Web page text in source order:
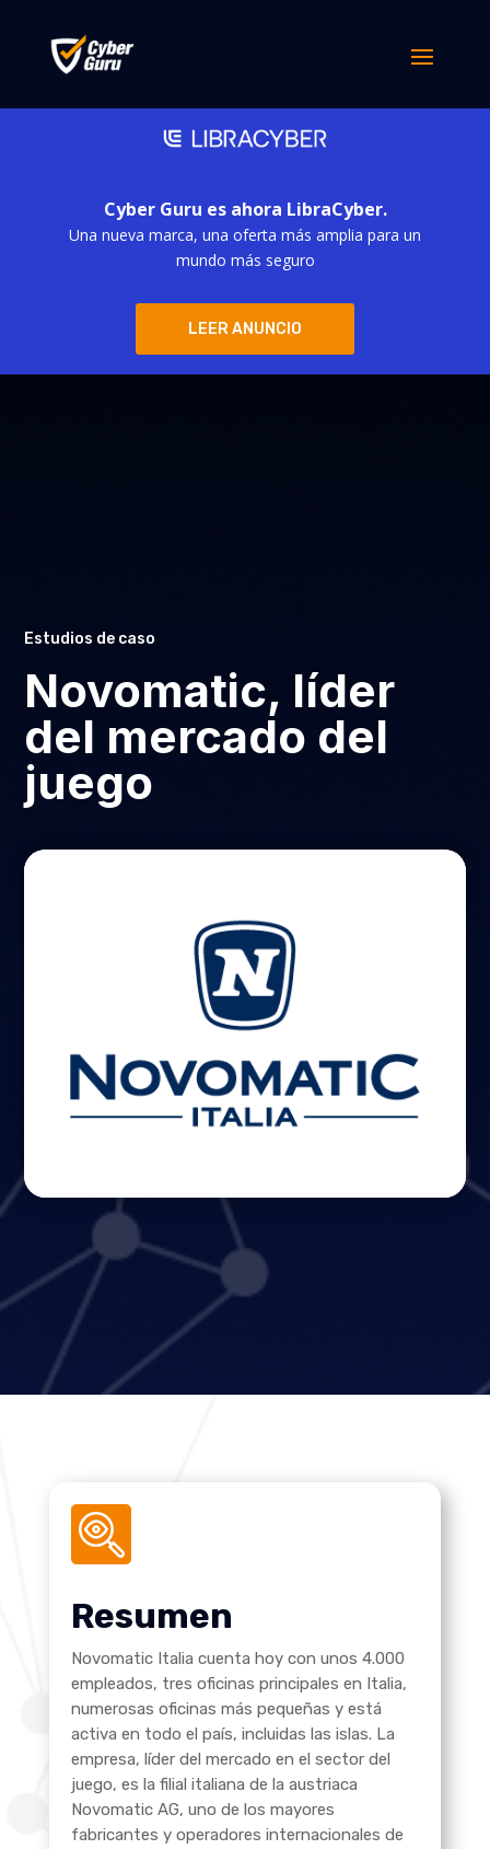
Cyber Guru es ahora LibraCyber.
Una nueva marca, una oferta más amplia para un
mundo más seguro
LEER ANUNCIO
Estudios de caso
Novomatic, líder
del mercado del
juego
Resumen
Novomatic Italia cuenta hoy con unos 4.000
empleados, tres oficinas principales en Italia,
numerosas oficinas más pequeñas y está
activa en todo el país, incluidas las islas. La
empresa, líder del mercado en el sector del
juego, es la filial italiana de la austriaca
Novomatic AG, uno de los mayores
fabricantes y operadores internacionales de